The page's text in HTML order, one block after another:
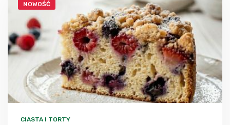
NOWOŚĆ
CIASTA I TORTY